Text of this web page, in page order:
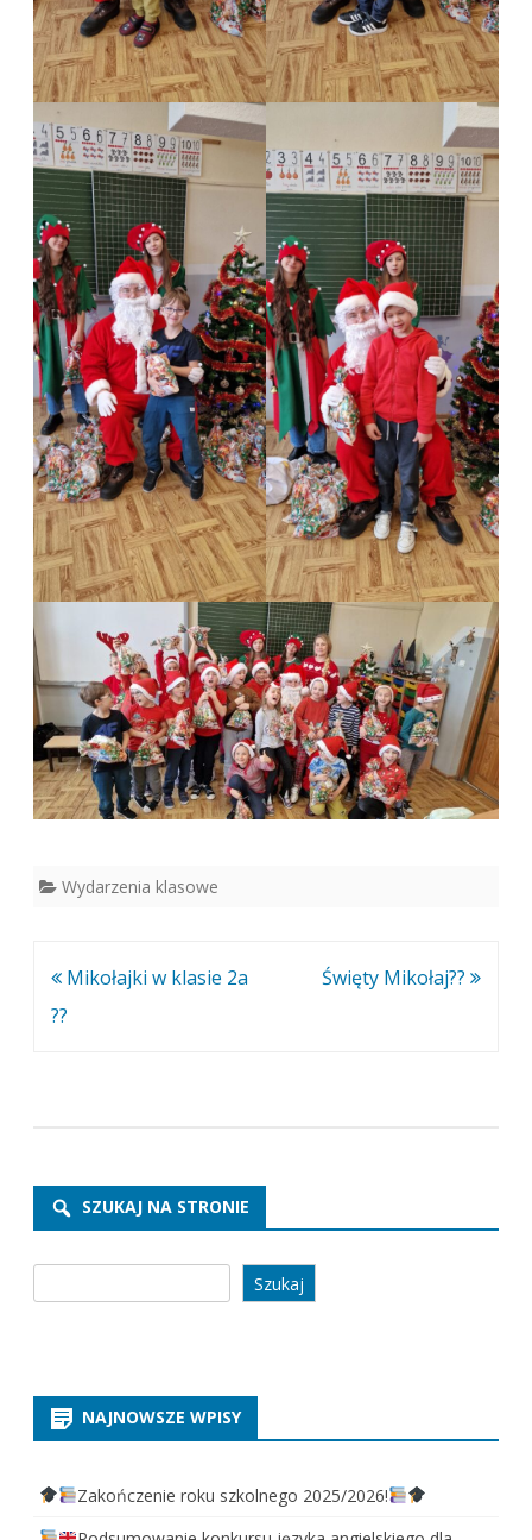
Wydarzenia klasowe
Nawigacja
wpisu
Mikołajki w klasie 2a
??
Święty Mikołaj??
SZUKAJ NA STRONIE
Szukaj
NAJNOWSZE WPISY
Zakończenie roku szkolnego 2025/2026!